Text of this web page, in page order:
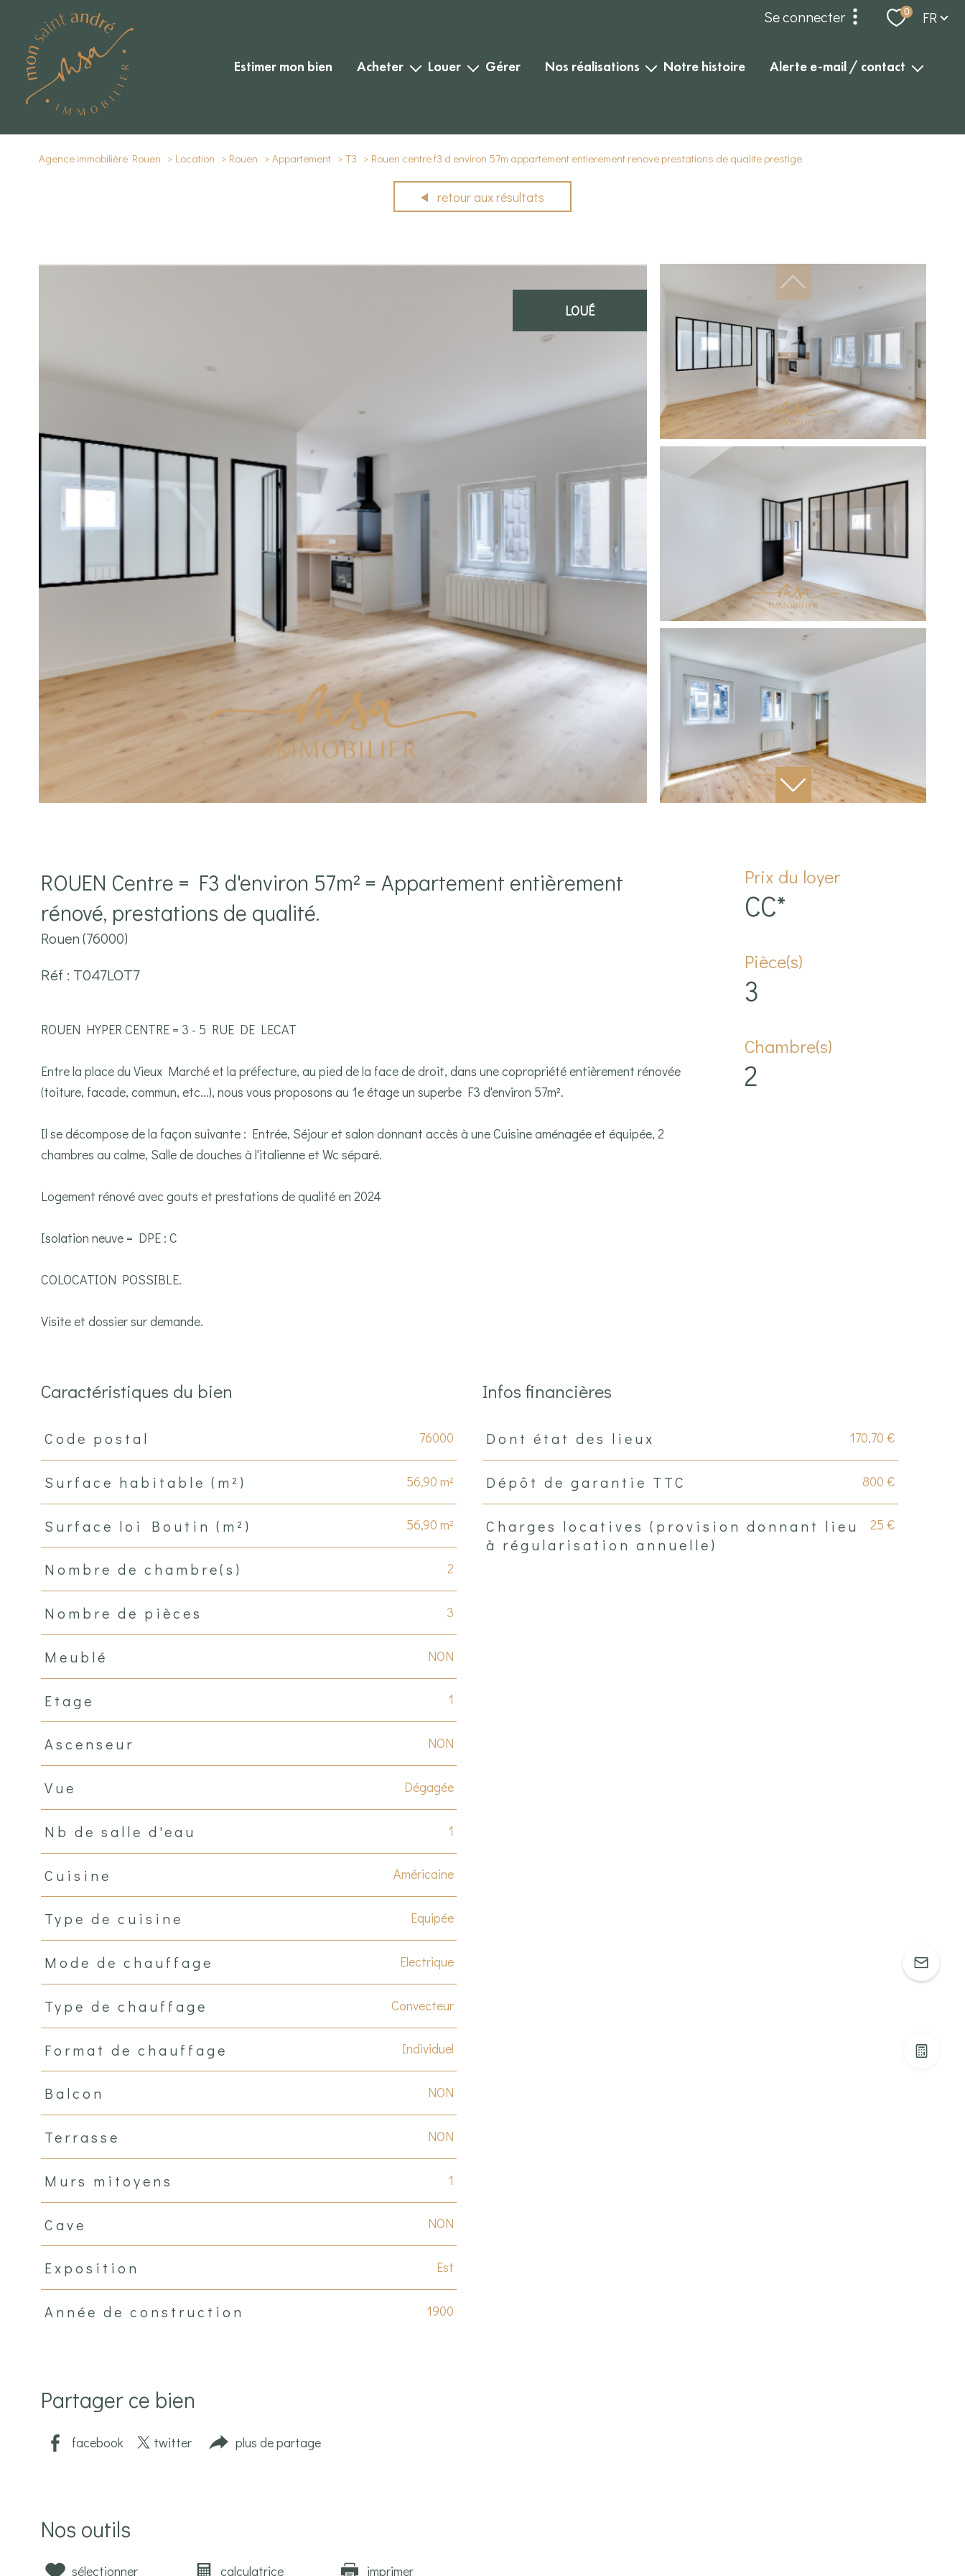
Se connecter
espace propriétaire
dossier locataires et
garants
0 Langue
FR
estimer mon bien acheter
commercial
louer
commercial
gérer nos réalisations
biens loués
notre histoire alerte e-mail / contact
contact
Agence immobilière Rouen Location Rouen Appartement T3 Rouen centre f3 d environ 57m appartement entierement renove prestations de qualite prestige
retour aux résultats
LOUÉ
ROUEN Centre = F3 d'environ 57m² = Appartement entièrement
rénové, prestations de qualité.
Rouen (76000)
Réf : T047LOT7
ROUEN HYPER CENTRE = 3 - 5 RUE DE LECAT
Entre la place du Vieux Marché et la préfecture, au pied de la face de droit, dans une copropriété entièrement rénovée
(toiture, facade, commun, etc...), nous vous proposons au 1e étage un superbe F3 d'environ 57m².
Il se décompose de la façon suivante : Entrée, Séjour et salon donnant accès à une Cuisine aménagée et équipée, 2
chambres au calme, Salle de douches à l'italienne et Wc séparé.
Logement rénové avec gouts et prestations de qualité en 2024
Isolation neuve = DPE : C
COLOCATION POSSIBLE.
Visite et dossier sur demande.
Prix du loyer
CC*
Pièce(s)
3
Chambre(s)
2
Caractéristiques du bien
Caractéristiques Valeurs
Code postal 76000
Surface habitable (m²) 56,90 m²
Surface loi Boutin (m²) 56,90 m²
Nombre de chambre(s) 2
Nombre de pièces 3
Meublé NON
Etage 1
Ascenseur NON
Vue Dégagée
Nb de salle d'eau 1
Cuisine Américaine
Type de cuisine Equipée
Mode de chauffage Electrique
Type de chauffage Convecteur
Format de chauffage Individuel
Balcon NON
Terrasse NON
Murs mitoyens 1
Cave NON
Exposition Est
Année de construction 1900
Infos financières
Caractéristiques Valeurs
Dont état des lieux 170,70 €
Dépôt de garantie TTC 800 €
Charges locatives (provision donnant lieu
à régularisation annuelle)
25 €
Partager ce bien
facebook twitter plus de partage
Nos outils
sélectionner calculatrice imprimer